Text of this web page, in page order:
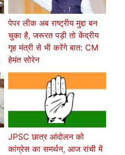
पेपर लीक अब राष्ट्रीय मुद्दा बन
चुका है, जरूरत पड़ी तो केंद्रीय
गृह मंत्री से भी करेंगे बात: CM
हेमंत सोरेन
JPSC छात्र आंदोलन को
कांग्रेस का समर्थन, आज रांची में